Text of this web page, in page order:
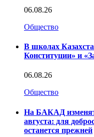
06.08.26
Общество
В школах
Конституции» и
06.08.26
Общество
На БАКАД изменят
августа: для
останется прежней